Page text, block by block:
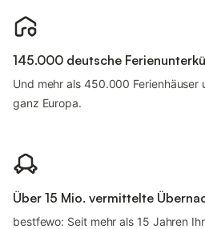
145.000 deutsche
Und mehr als 450.000 Ferienhäuser
ganz Europa.
Über 15 Mio. vermittelte
bestfewo: Seit mehr als 15 Jahren